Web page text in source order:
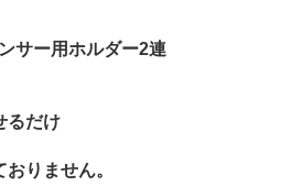
サー用ホルダー2連
るだけ
りません。